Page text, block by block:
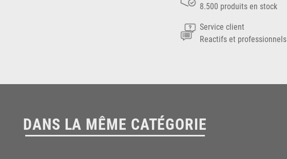
8.500 produits en stock
Service client
Reactifs et professionnels
DANS LA MÊME CATÉGORIE